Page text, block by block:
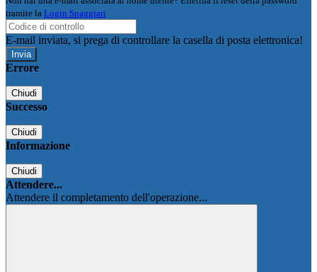
tramite la Login Spaggiari
E-mail inviata, si prega di controllare la casella di posta elettronica!
Errore
Chiudi
Successo
Chiudi
Informazione
Chiudi
Attendere...
Attendere il completamento dell'operazione...